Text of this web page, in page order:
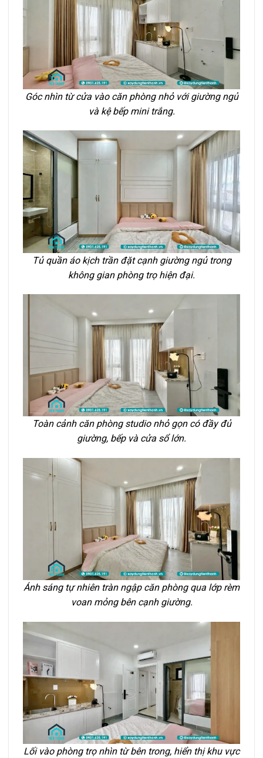
Góc nhìn từ cửa vào căn phòng nhỏ với giường ngủ
và kệ bếp mini trắng.
Tủ quần áo kịch trần đặt cạnh giường ngủ trong
không gian phòng trọ hiện đại.
Toàn cảnh căn phòng studio nhỏ gọn có đầy đủ
giường, bếp và cửa sổ lớn.
Ánh sáng tự nhiên tràn ngập căn phòng qua lớp rèm
voan mỏng bên cạnh giường.
Lối vào phòng trọ nhìn từ bên trong, hiển thị khu vực